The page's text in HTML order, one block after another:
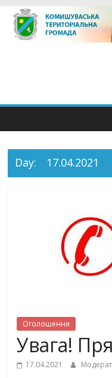
Skip
content
Day: 17.04.2021
Оголошення
Увага!
17.04.2021